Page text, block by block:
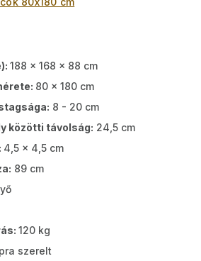
188 x 168 x 88 cm
80 x 180 cm
8 - 20 cm
közötti távolság: 24,5 cm
4,5 x 4,5 cm
89 cm
120 kg
szerelt